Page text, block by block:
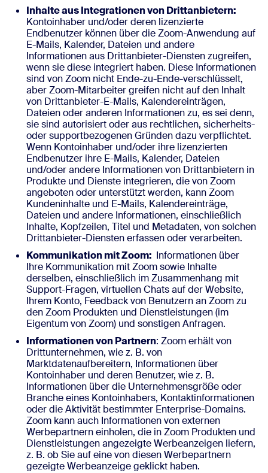
Inhalte aus Integrationen von Drittanbietern:
Kontoinhaber und/oder deren lizenzierte
Endbenutzer können über die Zoom-Anwendung auf
E-Mails, Kalender, Dateien und andere
Informationen aus Drittanbieter-Diensten zugreifen,
wenn sie diese integriert haben. Diese Informationen
sind von Zoom nicht Ende-zu-Ende-verschlüsselt,
aber Zoom-Mitarbeiter greifen nicht auf den Inhalt
von Drittanbieter-E-Mails, Kalendereinträgen,
Dateien oder anderen Informationen zu, es sei denn,
sie sind autorisiert oder aus rechtlichen, sicherheits-
oder supportbezogenen Gründen dazu verpflichtet.
Wenn Kontoinhaber und/oder ihre lizenzierten
Endbenutzer ihre E-Mails, Kalender, Dateien
und/oder andere Informationen von Drittanbietern in
Produkte und Dienste integrieren, die von Zoom
angeboten oder unterstützt werden, kann Zoom
Kundeninhalte und E-Mails, Kalendereinträge,
Dateien und andere Informationen, einschließlich
Inhalte, Kopfzeilen, Titel und Metadaten, von solchen
Drittanbieter-Diensten erfassen oder verarbeiten.
Kommunikation mit Zoom: Informationen über
Ihre Kommunikation mit Zoom sowie Inhalte
derselben, einschließlich im Zusammenhang mit
Support-Fragen, virtuellen Chats auf der Website,
Ihrem Konto, Feedback von Benutzern an Zoom zu
den Zoom Produkten und Dienstleistungen (im
Eigentum von Zoom) und sonstigen Anfragen.
Informationen von Partnern: Zoom erhält von
Drittunternehmen, wie z. B. von
Marktdatenaufbereitern, Informationen über
Kontoinhaber und deren Benutzer, wie z. B.
Informationen über die Unternehmensgröße oder
Branche eines Kontoinhabers, Kontaktinformationen
oder die Aktivität bestimmter Enterprise-Domains.
Zoom kann auch Informationen von externen
Werbepartnern einholen, die in Zoom Produkten und
Dienstleistungen angezeigte Werbeanzeigen liefern,
z. B. ob Sie auf eine von diesen Werbepartnern
gezeigte Werbeanzeige geklickt haben.